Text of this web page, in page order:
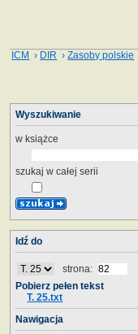
ICM › DIR ›Zasoby polskie
Wyszukiwanie
w książce
szukaj w całej serii
Idź do
strona:
Pobierz pełen tekst
T. 25.txt
Nawigacja